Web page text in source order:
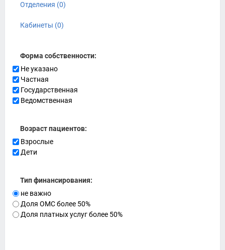
Отделения (0)
Кабинеты (0)
Форма собственности:
Не указано
Частная
Государственная
Ведомственная
Возраст пациентов:
Взрослые
Дети
Тип финансирования:
не важно
Доля ОМС более 50%
Доля платных услуг более 50%